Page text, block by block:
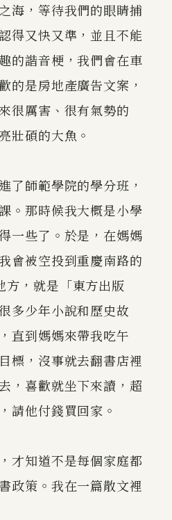
海，等待我們的眼睛捕
得又快又準，並且不能
的諧音梗，我們會在車
的是房地產廣告文案，
很厲害、很有氣勢的
壯碩的大魚。
了師範學院的學分班，
。那時候我大概是小學
一些了。於是，在媽媽
會被空投到重慶南路的
，就是「東方出版
多少年小說和歷史故
直到媽媽來帶我吃午
標，沒事就去翻書店裡
，喜歡就坐下來讀，超
請他付錢買回家。
才知道不是每個家庭都
政策。我在一篇散文裡